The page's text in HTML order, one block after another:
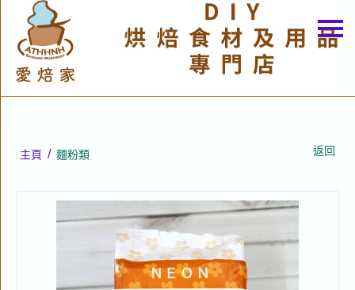
主頁
關於我們
貨品分類
主頁 / 麵粉類 返回